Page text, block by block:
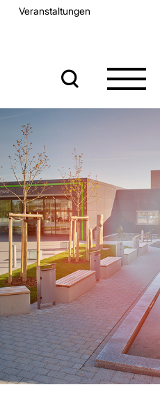
Veran­staltungen